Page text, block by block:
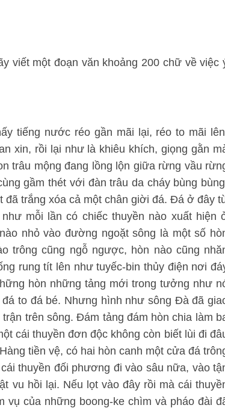
viết một đoạn văn khoảng 200 chữ về việc
tiếng nước réo gần mãi lại, réo to mãi
xin, rồi lại như là khiêu khích, giọng gằn
trâu mộng đang lồng lộn giữa rừng vầu
gầm thét với đàn trâu da cháy bùng
trắng xóa cả một chân giời đá. Đá ở đây
mỗi lần có chiếc thuyền nào xuất hiện
nhỏ vào đường ngoặt sông là một số
trông cũng ngỗ ngược, hòn nào cũng
rung tít lên như tuyếc-bin thủy điện nơi
hòn những tảng mới trong tưởng như
to đá bé. Nhưng hình như sông Đà đã
trên sông. Đám tảng đám hòn chia làm
cái thuyền đơn độc không còn biết lùi đi
tiền vệ, có hai hòn canh một cửa đá
thuyền đối phương đi vào sâu nữa, vào
vu hồi lại. Nếu lọt vào đây rồi mà cái
vụ của những boong-ke chìm và pháo đài